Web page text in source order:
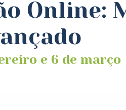
Online:
e 6 de março